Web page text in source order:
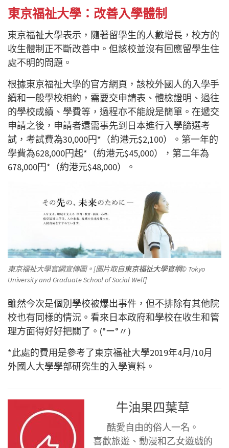
東京福祉大學：改善入學體制
東京福祉大學表示，隨著留學生的人數增長，校方的
收生體制正不斷改善中。但該校並沒有回應留學生住
處不明的問題。
根據東京福祉大學的官方網頁，該校外國人的入學手
續和一般學校相約，需要交申請表、體檢證明、過往
的學校成績、學費等，過程亦不能說是簡單。在遞交
申請之後，申請者還需事先到日本進行入學篩選考
試，考試費為30,000円*（約港元$2,100）。第一年的
學費為628,000円起*（約港元$45,000），第二年為
678,000円*（約港元$48,000）。
東京福祉大學官網宣傳圖。[圖片取自東京福祉大學官網© Tokyo
University and Graduate School of Social Welf]
雖然今次是個別學校被爆出事件，但不排除有其他院
校也有同樣的情況。看來日本政府和學校在收生和管
理方面得好好把關了。(°ー°〃)
*此處的費用是參考了東京福祉大學2019年4月/10月
外國人大學學部研究生的入學資料。
牛油果四葉草
酷愛自由的俗人一名。
喜歡旅遊、動漫和乙女遊戲的